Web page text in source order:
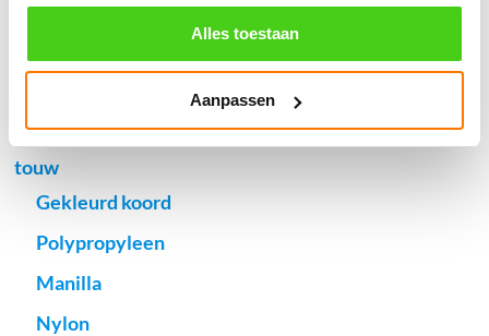
Alles toestaan
Aanpassen
© 2009 - 2026 | Touwspecialist.nl
It Fjild 4 - 8621 EA Heeg - Friesland
Tel. +31(0) 629353302 -
home
touw
Gekleurd koord
Polypropyleen
Manilla
Nylon